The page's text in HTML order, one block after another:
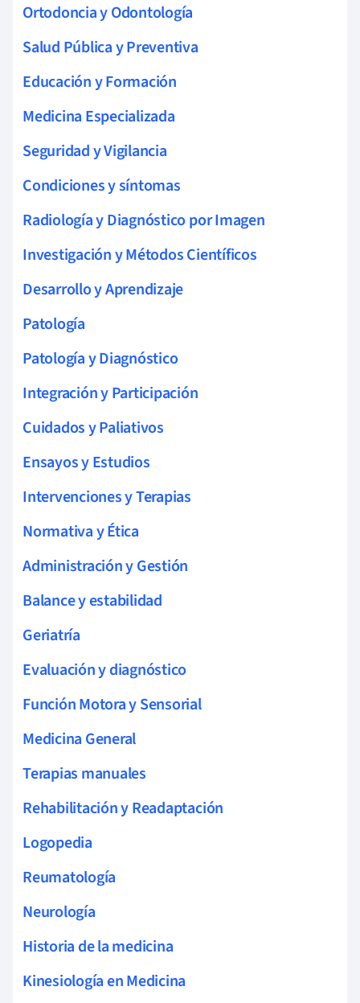
Ortodoncia y Odontología
Salud Pública y Preventiva
Educación y Formación
Medicina Especializada
Seguridad y Vigilancia
Condiciones y síntomas
Radiología y Diagnóstico por Imagen
Investigación y Métodos Científicos
Desarrollo y Aprendizaje
Patología
Patología y Diagnóstico
Integración y Participación
Cuidados y Paliativos
Ensayos y Estudios
Intervenciones y Terapias
Normativa y Ética
Administración y Gestión
Balance y estabilidad
Geriatría
Evaluación y diagnóstico
Función Motora y Sensorial
Medicina General
Terapias manuales
Rehabilitación y Readaptación
Logopedia
Reumatología
Neurología
Historia de la medicina
Kinesiología en Medicina